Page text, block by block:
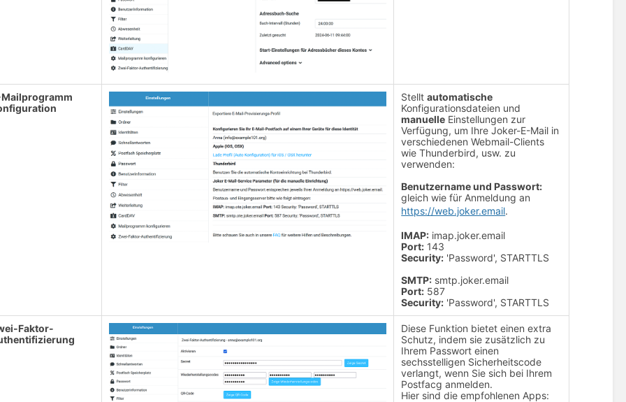
Stelltautomatische
Konfigurationsdateien und
manuelle Einstellungen zur
Verfügung, um Ihre Joker-E-Mail in
verschiedenen Webmail-Clients
wie Thunderbird, usw. zu
verwenden:
Benutzername und Passwort:
gleich wie für Anmeldung an
https://web.joker.email.
IMAP: imap.joker.email
Port: 143
Security: 'Password', STARTTLS
SMTP: smtp.joker.email
Port: 587
Security: 'Password', STARTTLS
Faktor-
Diese Funktion bietet einen extra
Schutz, indem sie zusätzlich zu
Ihrem Passwort einen
sechsstelligen Sicherheitscode
verlangt, wenn Sie sich bei Ihrem
Postfacg anmelden.
Hier sind die empfohlenen Apps: